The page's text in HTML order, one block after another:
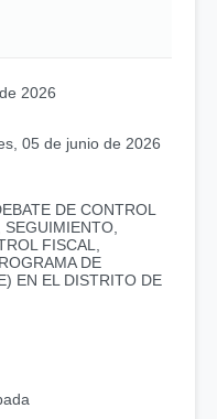
2026
05 de junio de 2026
DE CONTROL
FISCAL,
DE
EN EL DISTRITO DE